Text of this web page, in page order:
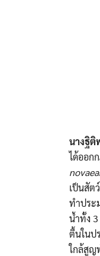
นางฐิติ
ได้ออก
เป็นสัต
ทำประ
น้ำทั้ง
ตื้นในป
ใกล้สูญ